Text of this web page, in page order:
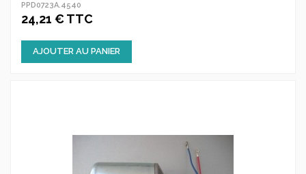
PPD0723A.4540
24,21 € TTC
AJOUTER AU PANIER